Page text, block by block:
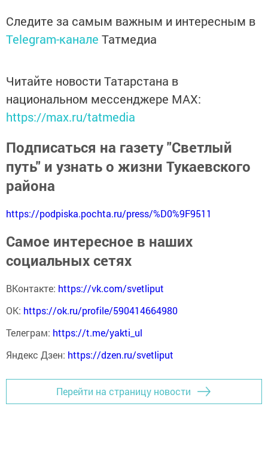
Следите за самым важным и интересным в
Telegram-канале Татмедиа
Читайте новости Татарстана в
национальном мессенджере MАХ:
https://max.ru/tatmedia
Подписаться на газету "Светлый
путь" и узнать о жизни Тукаевского
района
https://podpiska.pochta.ru/press/%D0%9F9511
Самое интересное в наших
социальных сетях
ВКонтакте: https://vk.com/svetliput
ОК: https://ok.ru/profile/590414664980
Телеграм: https://t.me/yakti_ul
Яндекс Дзен: https://dzen.ru/svetliput
Перейти на страницу новости